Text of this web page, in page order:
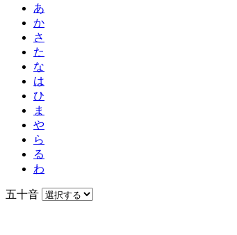
あ
か
さ
た
な
は
ひ
ま
や
ら
る
わ
五十音